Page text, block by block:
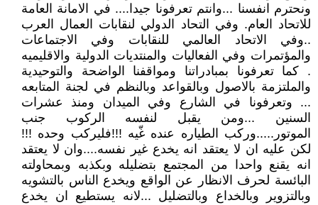
ونحترم انفسنا ...وانتم تعرفونا جيدا.... في الامانة العامة
للاتحاد العام. وفي التحاد الدولي لنقابات العمال العرب
..وفي الاتحاد العالمي للنقابات وفي الاجتماعات
والمؤتمرات وفي الفعاليات والمنتديات الدولية والاقليميه
. كما تعرفونا بمبادراتنا ومواقفنا الواضحة والتوحيدية
والملتزمة بالاصول وبالقواعد وبالنظم في لجنة المتابعه
... وتعرفونا في الشارع وفي الميدان ومنذ عشرات
السنين ...ومن يقبل لنفسه الركوب جنب
الموتور.....وركب الطياره عنده غّيه !!!فليركب وحده !!!
لكن عليه ان لا يعتقد انه يخدع غير نفسه....وان لا يعتقد
انه يقنع واحدا من المجتمع بتضليله وبكذبه وبمحاولته
البائسة لحرف الانظار عن الواقع ويخدع الناس بالتشويه
وبالتزوير وبالخداع وبالتضليل ...لانه يستطيع ان يخدع